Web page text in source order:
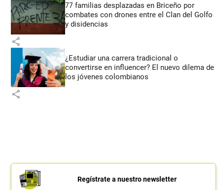
77 familias desplazadas en Briceño por
combates con drones entre el Clan del Golfo
y disidencias
share
¿Estudiar una carrera tradicional o
convertirse en influencer? El nuevo dilema de
los jóvenes colombianos
share
Regístrate a nuestro newsletter